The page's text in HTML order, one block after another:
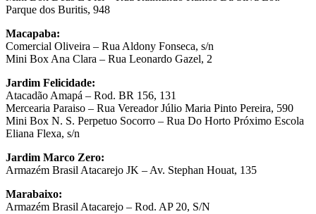
Parque dos Buritis, 948
Macapaba:
Comercial Oliveira – Rua Aldony Fonseca, s/n
Mini Box Ana Clara – Rua Leonardo Gazel, 2
Jardim Felicidade:
Atacadão Amapá – Rod. BR 156, 131
Mercearia Paraiso – Rua Vereador Júlio Maria Pinto Pereira, 590
Mini Box N. S. Perpetuo Socorro – Rua Do Horto Próximo Escola
Eliana Flexa, s/n
Jardim Marco Zero:
Armazém Brasil Atacarejo JK – Av. Stephan Houat, 135
Marabaixo:
Armazém Brasil Atacarejo – Rod. AP 20, S/N